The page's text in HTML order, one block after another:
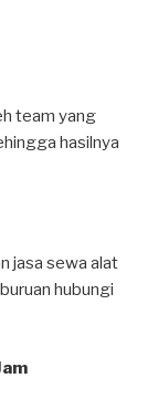
team yang
hasilnya
jasa sewa alat
hubungi